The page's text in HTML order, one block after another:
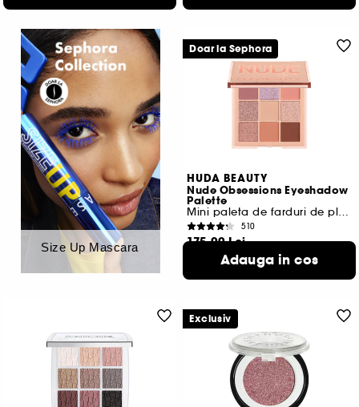
Size Up Mascara
HUDA BEAUTY
Nude Obsessions Eyeshadow
Palette
Mini paleta de farduri de pleoape
510
175,00 Lei
1.750,00 Lei /100g
2 variante disponibile
Adauga in cos
Doar la Sephora
Exclusiv